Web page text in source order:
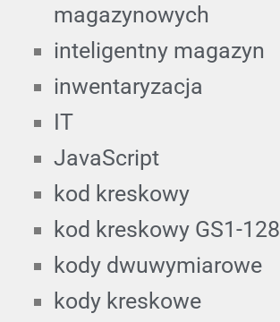
magazynowych
inteligentny magazyn
inwentaryzacja
IT
JavaScript
kod kreskowy
kod kreskowy GS1-128
kody dwuwymiarowe
kody kreskowe